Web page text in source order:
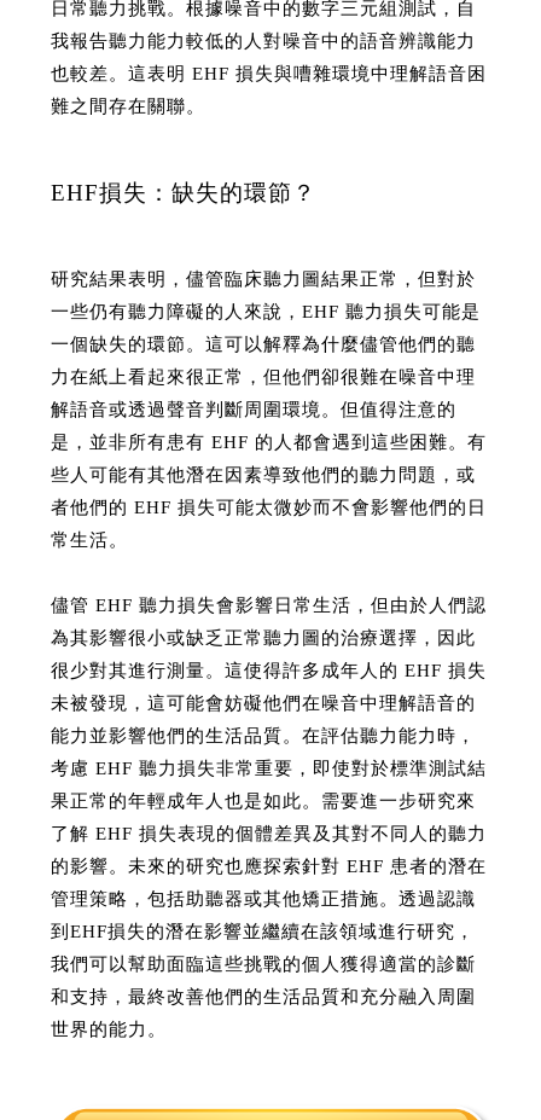
日常聽力挑戰。根據噪音中的數字三元組測試，自
我報告聽力能力較低的人對噪音中的語音辨識能力
也較差。這表明 EHF 損失與嘈雜環境中理解語音困
難之間存在關聯。
EHF損失：缺失的環節？
研究結果表明，儘管臨床聽力圖結果正常，但對於
一些仍有聽力障礙的人來說，EHF 聽力損失可能是
一個缺失的環節。這可以解釋為什麼儘管他們的聽
力在紙上看起來很正常，但他們卻很難在噪音中理
解語音或透過聲音判斷周圍環境。但值得注意的
是，並非所有患有 EHF 的人都會遇到這些困難。有
些人可能有其他潛在因素導致他們的聽力問題，或
者他們的 EHF 損失可能太微妙而不會影響他們的日
常生活。
儘管 EHF 聽力損失會影響日常生活，但由於人們認
為其影響很小或缺乏正常聽力圖的治療選擇，因此
很少對其進行測量。這使得許多成年人的 EHF 損失
未被發現，這可能會妨礙他們在噪音中理解語音的
能力並影響他們的生活品質。在評估聽力能力時，
考慮 EHF 聽力損失非常重要，即使對於標準測試結
果正常的年輕成年人也是如此。需要進一步研究來
了解 EHF 損失表現的個體差異及其對不同人的聽力
的影響。未來的研究也應探索針對 EHF 患者的潛在
管理策略，包括助聽器或其他矯正措施。透過認識
到EHF損失的潛在影響並繼續在該領域進行研究，
我們可以幫助面臨這些挑戰的個人獲得適當的診斷
和支持，最終改善他們的生活品質和充分融入周圍
世界的能力。